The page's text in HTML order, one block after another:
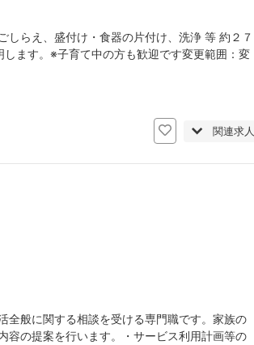
らえ、盛付け・食器の片付け、洗浄 等 約２７
ます。※子育て中の方も歓迎です変更範囲：変
関連求人
全般に関する相談を受ける専門職です。家族の
容の提案を行います。・サービス利用計画等の